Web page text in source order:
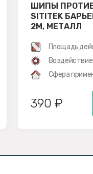
ШИПЫ
SITITEK
2М, МЕТАЛЛ
Площадь
Воздействие:
Сфера
390 ₽